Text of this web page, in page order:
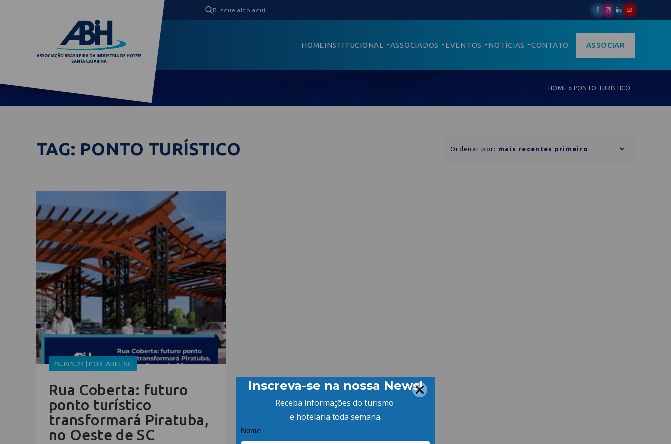
HOMEINSTITUCIONAL ASSOCIADOS EVENTOS NOTÍCIAS CONTATO ASSOCIAR
HOME » PONTO TURÍSTICO
TAG: PONTO TURÍSTICO Ordenar por:
25.JAN.24 | POR: ABIH-SC
Rua Coberta: futuro
ponto turístico
transformará Piratuba,
no Oeste de SC